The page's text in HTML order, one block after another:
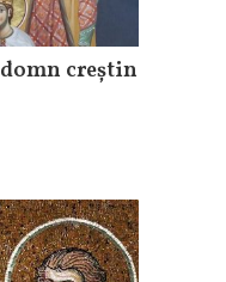
creștin